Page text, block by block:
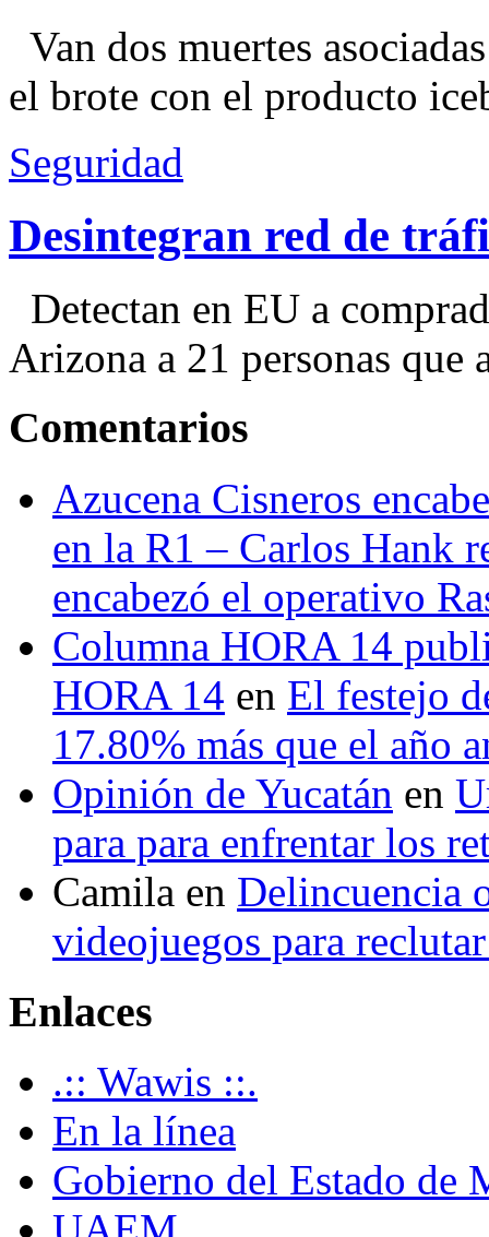
Van dos muertes
el brote con el producto
Seguridad
Desintegran red de
Detectan en EU a
Arizona a 21 personas que
Comentarios
Azucena Cisneros
en la R1 – Carlos Hank
encabezó el operativo
Columna HORA 14
HORA 14 en El festejo
17.80% más que el año
Opinión de Yucatán en
para para enfrentar los
Camila en Delincuencia
videojuegos para
Enlaces
.:: Wawis ::.
En la línea
Gobierno del Estado de